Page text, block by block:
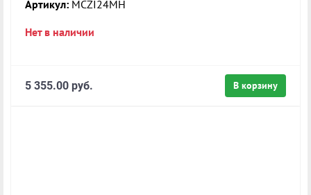
Артикул: MCZI24MH
Нет в наличии
В корзину
5 355.00 руб.